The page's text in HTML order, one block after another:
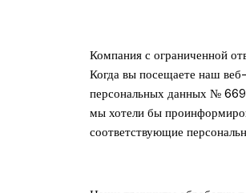
Компания с ограниченной
Когда вы посещаете наш
персональных данных №
мы хотели бы
соответствующие